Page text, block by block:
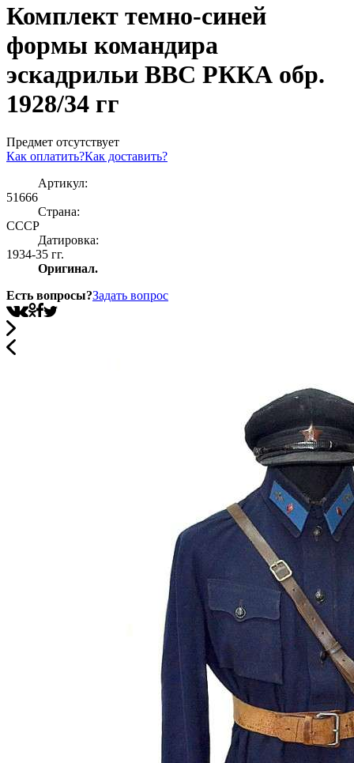
Комплект темно-синей
формы командира
эскадрильи ВВС РККА обр.
1928/34 гг
Предмет отсутствует
Как оплатить?Как доставить?
Артикул:
51666
Страна:
СССР
Датировка:
1934-35 гг.
Оригинал.
Есть вопросы?Задать вопрос